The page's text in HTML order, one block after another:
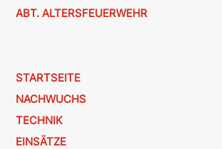
ABT. ALTERSFEUERWEHR
STARTSEITE
NACHWUCHS
TECHNIK
EINSÄTZE